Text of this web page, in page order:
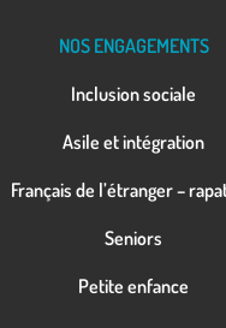
NOS ENGAGEMENTS
Inclusion sociale
Asile et intégration
Français de l’étranger –
Seniors
Petite enfance